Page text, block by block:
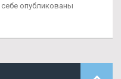
опубликованы